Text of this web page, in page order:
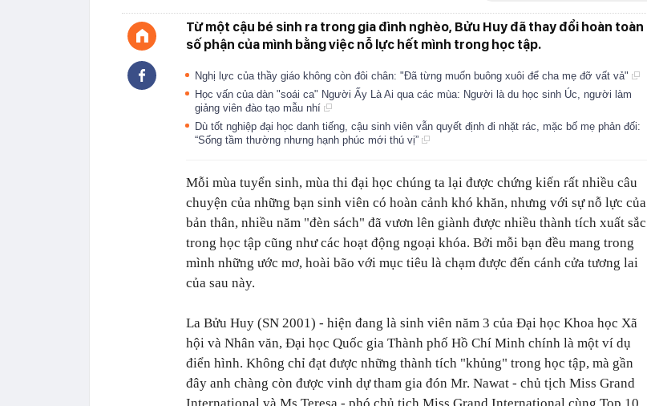
Từ một cậu bé sinh ra trong gia đình nghèo, Bửu Huy đã thay đổi hoàn toàn
số phận của mình bằng việc nỗ lực hết mình trong học tập.
Nghị lực của thầy giáo không còn đôi chân: "Đã từng muốn buông xuôi để cha mẹ đỡ vất vả"
Học vấn của dàn "soái ca" Người Ấy Là Ai qua các mùa: Người là du học sinh Úc, người làm
giảng viên đào tạo mẫu nhí
Dù tốt nghiệp đại học danh tiếng, cậu sinh viên vẫn quyết định đi nhặt rác, mặc bố mẹ phản đối:
“Sống tầm thường nhưng hạnh phúc mới thú vị”
Mỗi mùa tuyển sinh, mùa thi đại học chúng ta lại được chứng kiến rất nhiều câu
chuyện của những bạn sinh viên có hoàn cảnh khó khăn, nhưng với sự nỗ lực của
bản thân, nhiều năm "đèn sách" đã vươn lên giành được nhiều thành tích xuất sắc
trong học tập cũng như các hoạt động ngoại khóa. Bởi mỗi bạn đều mang trong
mình những ước mơ, hoài bão với mục tiêu là chạm được đến cánh cửa tương lai
của sau này.
La Bửu Huy (SN 2001) - hiện đang là sinh viên năm 3 của Đại học Khoa học Xã
hội và Nhân văn, Đại học Quốc gia Thành phố Hồ Chí Minh chính là một ví dụ
điển hình. Không chỉ đạt được những thành tích "khủng" trong học tập, mà gần
đây anh chàng còn được vinh dự tham gia đón Mr. Nawat - chủ tịch Miss Grand